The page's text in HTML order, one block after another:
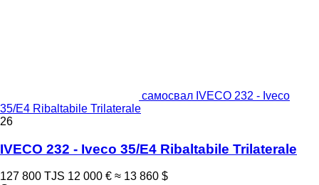
самосвал IVECO 232 - Iveco
35/E4 Ribaltabile Trilaterale
26
IVECO 232 - Iveco 35/E4 Ribaltabile Trilaterale
127 800 TJS 12 000 € ≈ 13 860 $